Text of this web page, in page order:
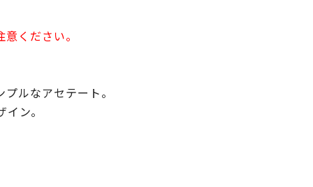
ください。
ルなアセテート。
ン。